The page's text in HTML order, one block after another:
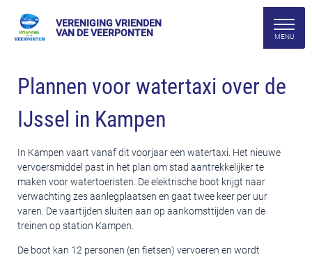
VERENIGING VRIENDEN
VAN DE VEERPONTEN
Plannen voor watertaxi over de
IJssel in Kampen
In Kampen vaart vanaf dit voorjaar een watertaxi. Het nieuwe
vervoersmiddel past in het plan om stad aantrekkelijker te
maken voor watertoeristen. De elektrische boot krijgt naar
verwachting zes aanlegplaatsen en gaat twee keer per uur
varen. De vaartijden sluiten aan op aankomsttijden van de
treinen op station Kampen.
De boot kan 12 personen (en fietsen) vervoeren en wordt